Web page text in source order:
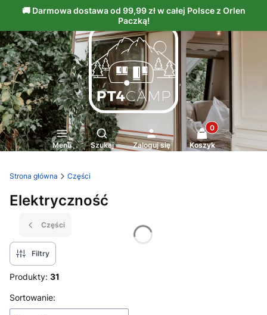
Menu
Otwórz wyszukiwarkę
Szukaj Zaloguj się
Produkty w
Koszyk
Strona główna Części
Elektryczność
Części
Filtry
Produkty: 31
Lista produktów
Sortowanie: